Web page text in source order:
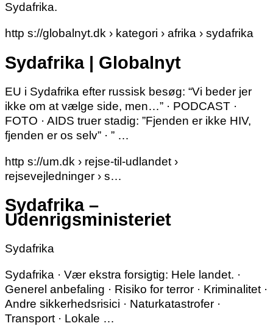
Sydafrika.
http s://globalnyt.dk › kategori › afrika › sydafrika
Sydafrika | Globalnyt
EU i Sydafrika efter russisk besøg: “Vi beder jer
ikke om at vælge side, men…” · PODCAST ·
FOTO · AIDS truer stadig: ”Fjenden er ikke HIV,
fjenden er os selv” · ” …
http s://um.dk › rejse-til-udlandet ›
rejsevejledninger › s…
Sydafrika –
Udenrigsministeriet
Sydafrika
Sydafrika · Vær ekstra forsigtig: Hele landet. ·
Generel anbefaling · Risiko for terror · Kriminalitet ·
Andre sikkerhedsrisici · Naturkatastrofer ·
Transport · Lokale …